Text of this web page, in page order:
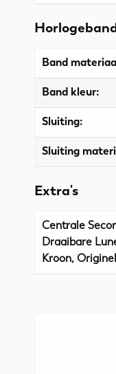
Band
Band kleur:
Sluiting:
Sluiting
Extra's
Centrale
Draaibare
Kroon,